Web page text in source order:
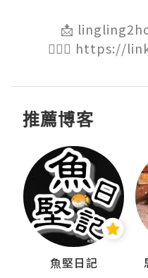
📩
🙋🏻‍♀️ https://
推薦博客
魚堅日記